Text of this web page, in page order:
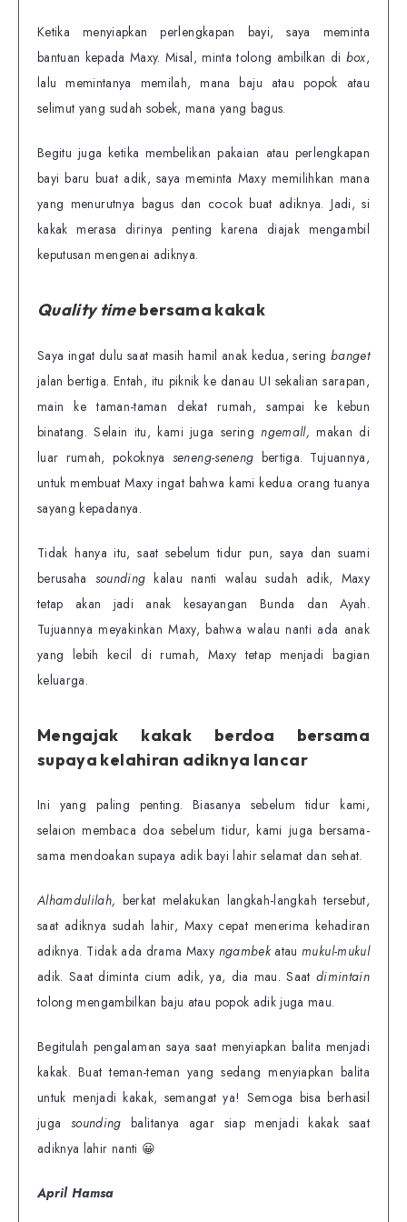
Ketika menyiapkan perlengkapan bayi, saya meminta
bantuan kepada Maxy. Misal, minta tolong ambilkan di box,
lalu memintanya memilah, mana baju atau popok atau
selimut yang sudah sobek, mana yang bagus.
Begitu juga ketika membelikan pakaian atau perlengkapan
bayi baru buat adik, saya meminta Maxy memilihkan mana
yang menurutnya bagus dan cocok buat adiknya. Jadi, si
kakak merasa dirinya penting karena diajak mengambil
keputusan mengenai adiknya.
Quality timebersama kakak
Saya ingat dulu saat masih hamil anak kedua, sering banget
jalan bertiga. Entah, itu piknik ke danau UI sekalian sarapan,
main ke taman-taman dekat rumah, sampai ke kebun
binatang. Selain itu, kami juga seringngemall, makan di
luar rumah, pokoknya seneng-seneng bertiga. Tujuannya,
untuk membuat Maxy ingat bahwa kami kedua orang tuanya
sayang kepadanya.
Tidak hanya itu, saat sebelum tidur pun, saya dan suami
berusaha sounding kalau nanti walau sudah adik, Maxy
tetap akan jadi anak kesayangan Bunda dan Ayah.
Tujuannya meyakinkan Maxy, bahwa walau nanti ada anak
yang lebih kecil di rumah, Maxy tetap menjadi bagian
keluarga.
Mengajak kakak berdoa bersama
supaya kelahiran adiknya lancar
Ini yang paling penting. Biasanya sebelum tidur kami,
selaion membaca doa sebelum tidur, kami juga bersama-
sama mendoakan supaya adik bayi lahir selamat dan sehat.
Alhamdulilah, berkat melakukan langkah-langkah tersebut,
saat adiknya sudah lahir, Maxy cepat menerima kehadiran
adiknya. Tidak ada drama Maxy ngambek ataumukul-mukul
adik. Saat diminta cium adik, ya, dia mau. Saat dimintain
tolong mengambilkan baju atau popok adik juga mau.
Begitulah pengalaman saya saat menyiapkan balita menjadi
kakak. Buat teman-teman yang sedang menyiapkan balita
untuk menjadi kakak, semangat ya! Semoga bisa berhasil
juga sounding balitanya agar siap menjadi kakak saat
adiknya lahir nanti 😀
April Hamsa